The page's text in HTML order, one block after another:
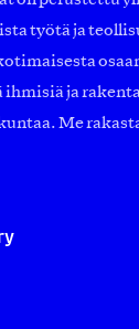
työtä ja
ja
Me